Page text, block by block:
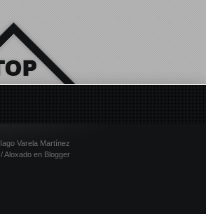
Iago Varela Martínez
/ Aloxado en Blogger